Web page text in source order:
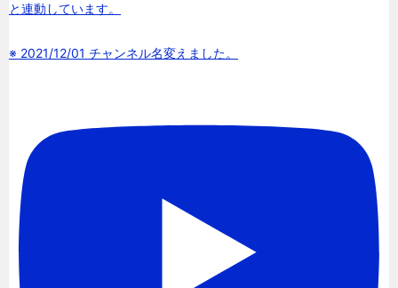
と連動しています。
※ 2021/12/01 チャンネル名変えました。